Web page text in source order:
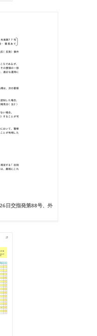
日交指発第88号、外